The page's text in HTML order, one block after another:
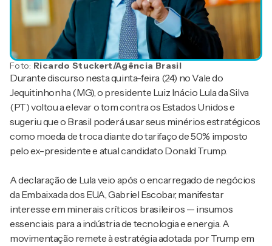
Foto: Ricardo Stuckert/Agência Brasil
Durante discurso nesta quinta-feira (24) no Vale do
Jequitinhonha (MG), o presidente Luiz Inácio Lula da Silva
(PT) voltou a elevar o tom contra os Estados Unidos e
sugeriu que o Brasil poderá usar seus minérios estratégicos
como moeda de troca diante do tarifaço de 50% imposto
pelo ex-presidente e atual candidato Donald Trump.
A declaração de Lula veio após o encarregado de negócios
da Embaixada dos EUA, Gabriel Escobar, manifestar
interesse em minerais críticos brasileiros — insumos
essenciais para a indústria de tecnologia e energia. A
movimentação remete à estratégia adotada por Trump em